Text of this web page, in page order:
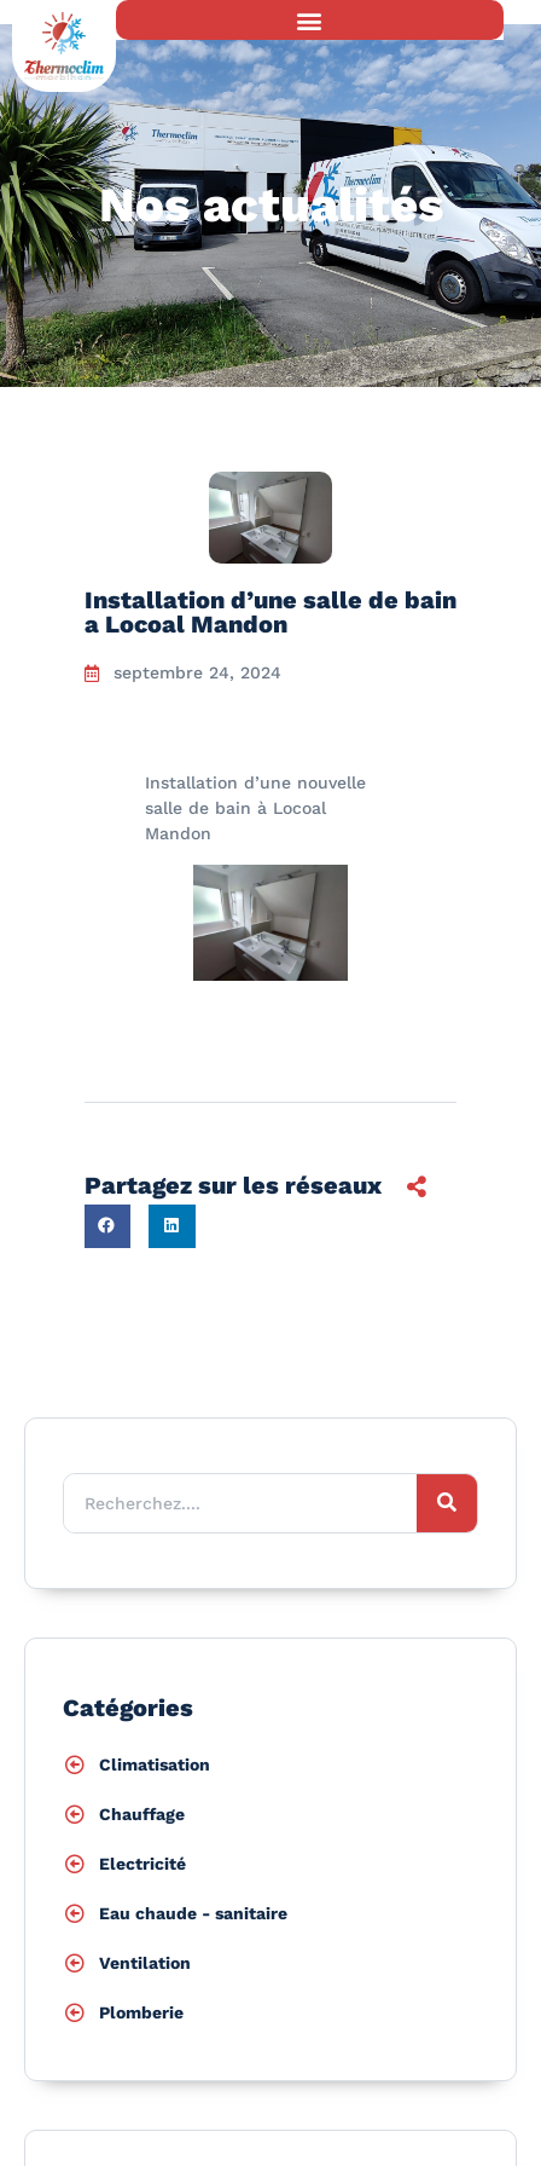
Nos actualités
Installation d’une salle de bain
a Locoal Mandon
septembre 24, 2024
Installation d’une nouvelle
salle de bain à Locoal
Mandon
Partagez sur les réseaux
Catégories
Climatisation
Chauffage
Electricité
Eau chaude - sanitaire
Ventilation
Plomberie